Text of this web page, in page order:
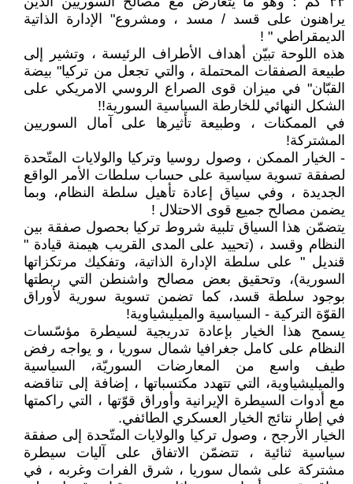
يراهنون على قسد / مسد ، ومشروع" الإدارة الذاتية
الديمقراطي " !
هذه اللوحة تبيّن أهداف الأطراف الرئيسة ، وتشير إلى
طبيعة الصفقات المحتملة ، والتي تجعل من تركيا" بيضة
القبّان" في ميزان قوى الصراع الروسي الامريكي على
الشكل النهائي للخارطة السياسية السورية!!
في الممكنات ، وطبيعة تأثيرها على آمال السوريين
المشتركة!
- الخيار الممكن ، وصول روسيا وتركيا والولايات المتّحدة
لصفقة تسوية سياسية على حساب سلطات الأمر الواقع
الجديدة ، وفي سياق إعادة تأهيل سلطة النظام، وبما
يضمن مصالح جميع قوى الاحتلال !
يتضمّن هذا السياق تلبية شروط تركيا بحصول صفقة بين
النظام وقسد ، (تحييد على المدى القريب هيمنة قيادة "
قنديل " على سلطة الإدارة الذاتية، وتفكيك مرتكزاتها
السورية)، وتحقيق بعض مصالح واشنطن التي ربطتها
بوجود سلطة قسد، كما تضمن تسوية سورية لأوراق
القوّة التركية - السياسية والميليشياوية!
يسمح هذا الخيار بإعادة تدريجية لسيطرة مؤسّسات
النظام على كامل جغرافيا شمال سوريا ، و يواجه رفض
طيف واسع من المعارضات السوريّة، السياسية
والميليشياوية، التي تتهدد مكتسباتها ، إضافة إلى تناقضه
مع أدوات السيطرة الإيرانية وأوراق قوّتها ، التي راكمتها
في إطار نتائج الخيار العسكري الطائفي.
الخيار الأرجح ، وصول تركيا والولايات المتّحدة إلى صفقة
سياسية ثنائية ، تتضمّن الاتفاق على آليات سيطرة
مشتركة على شمال سوريا ، شرق الفرات وغربه ، في